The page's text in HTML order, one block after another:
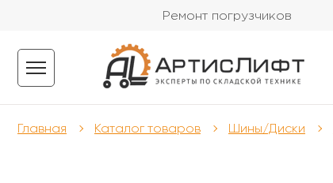
Ремонт погрузчиков
Главная Каталог товаров Шины/Диски